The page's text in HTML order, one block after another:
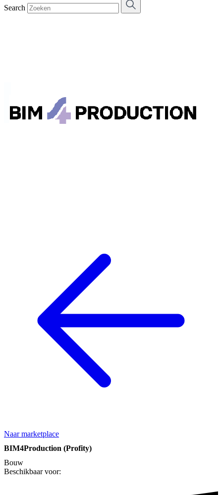
Search
Naar marketplace
BIM4Production (Profity)
Bouw
Beschikbaar voor: